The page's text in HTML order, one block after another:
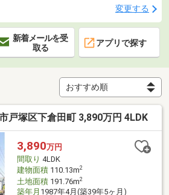
変更する
新着メールを受
取る
アプリで探す
戸塚区下倉田町 3,890万円 4LDK
3,890万円
間取り 4LDK
建物面積110.13m2
土地面積191.76m2
築年月 1987年4月(築39年5ヶ月)